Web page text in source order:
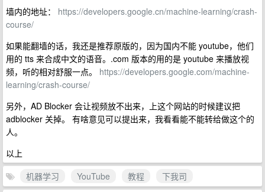
墙内的地址： https://developers.google.cn/machine-learning/crash-
course/
如果能翻墙的话，我还是推荐原版的，因为国内不能 youtube，他们
用的 tts 来合成中文的语音。.com 版本的用的是 youtube 来播放视
频，听的相对舒服一点。 https://developers.google.com/machine-
learning/crash-course/
另外，AD Blocker 会让视频放不出来，上这个网站的时候建议把
adblocker 关掉。 有啥意见可以提出来，我看看能不能转给做这个的
人。
以上
机器学习
YouTube 教程
下我司